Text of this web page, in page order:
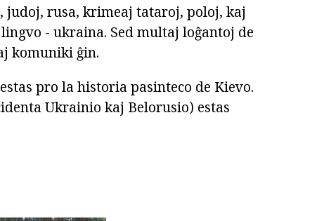
judoj, rusa, krimeaj tataroj, poloj, kaj
- ukraina. Sed multaj loĝantoj de
komuniki ĝin.
pro la historia pasinteco de Kievo.
Ukrainio kaj Belorusio) estas